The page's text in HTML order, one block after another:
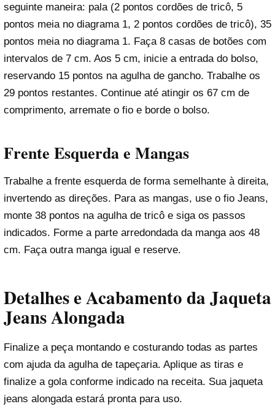
seguinte maneira: pala (2 pontos cordões de tricô, 5
pontos meia no diagrama 1, 2 pontos cordões de tricô), 35
pontos meia no diagrama 1. Faça 8 casas de botões com
intervalos de 7 cm. Aos 5 cm, inicie a entrada do bolso,
reservando 15 pontos na agulha de gancho. Trabalhe os
29 pontos restantes. Continue até atingir os 67 cm de
comprimento, arremate o fio e borde o bolso.
Frente Esquerda e Mangas
Trabalhe a frente esquerda de forma semelhante à direita,
invertendo as direções. Para as mangas, use o fio Jeans,
monte 38 pontos na agulha de tricô e siga os passos
indicados. Forme a parte arredondada da manga aos 48
cm. Faça outra manga igual e reserve.
Detalhes e Acabamento da Jaqueta
Jeans Alongada
Finalize a peça montando e costurando todas as partes
com ajuda da agulha de tapeçaria. Aplique as tiras e
finalize a gola conforme indicado na receita. Sua jaqueta
jeans alongada estará pronta para uso.